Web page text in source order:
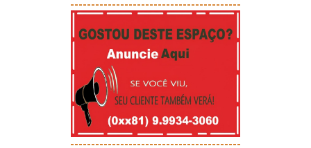
-----------------------------------------
-----------------------------------------